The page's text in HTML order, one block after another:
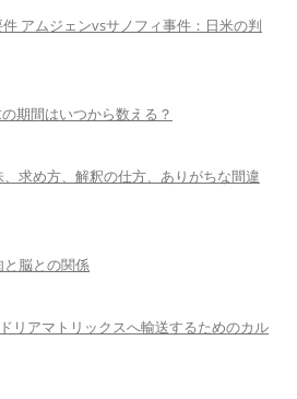
アムジェンvsサノフィ事件：日米の判
期間はいつから数える？
求め方、解釈の仕方、ありがちな間違
脳との関係
リアマトリックスへ輸送するためのカル